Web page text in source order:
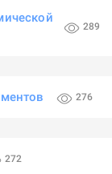
289
276
272